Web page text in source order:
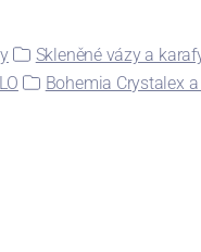
Skleněné vázy a
Bohemia Crystalex